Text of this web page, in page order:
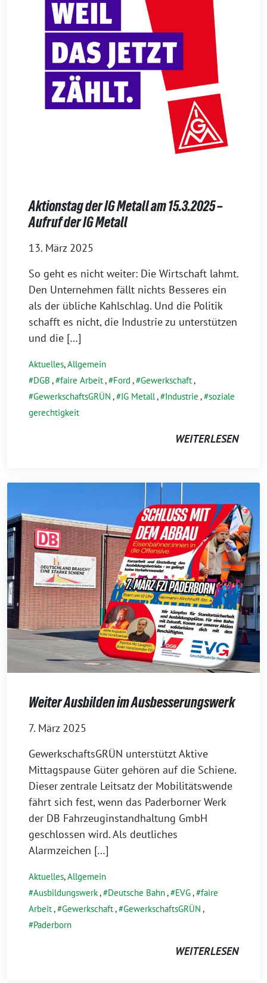
Aktionstag der IG Metall am 15.3.2025 –
Aufruf der IG Metall
13. März 2025
So geht es nicht weiter: Die Wirtschaft lahmt.
Den Unternehmen fällt nichts Besseres ein
als der übliche Kahlschlag. Und die Politik
schafft es nicht, die Industrie zu unterstützen
und die […]
Aktuelles,Allgemein
DGB , faire Arbeit, Ford , Gewerkschaft,
GewerkschaftsGRÜN , IG Metall , Industrie ,
soziale
gerechtigkeit
WEITERLESEN
Weiter Ausbilden im Ausbesserungswerk
7. März 2025
GewerkschaftsGRÜN unterstützt Aktive
Mittagspause Güter gehören auf die Schiene.
Dieser zentrale Leitsatz der Mobilitätswende
fährt sich fest, wenn das Paderborner Werk
der DB Fahrzeuginstandhaltung GmbH
geschlossen wird. Als deutliches
Alarmzeichen […]
Aktuelles,Allgemein
Ausbildungswerk, Deutsche Bahn, EVG, faire
Arbeit, Gewerkschaft, GewerkschaftsGRÜN ,
Paderborn
WEITERLESEN